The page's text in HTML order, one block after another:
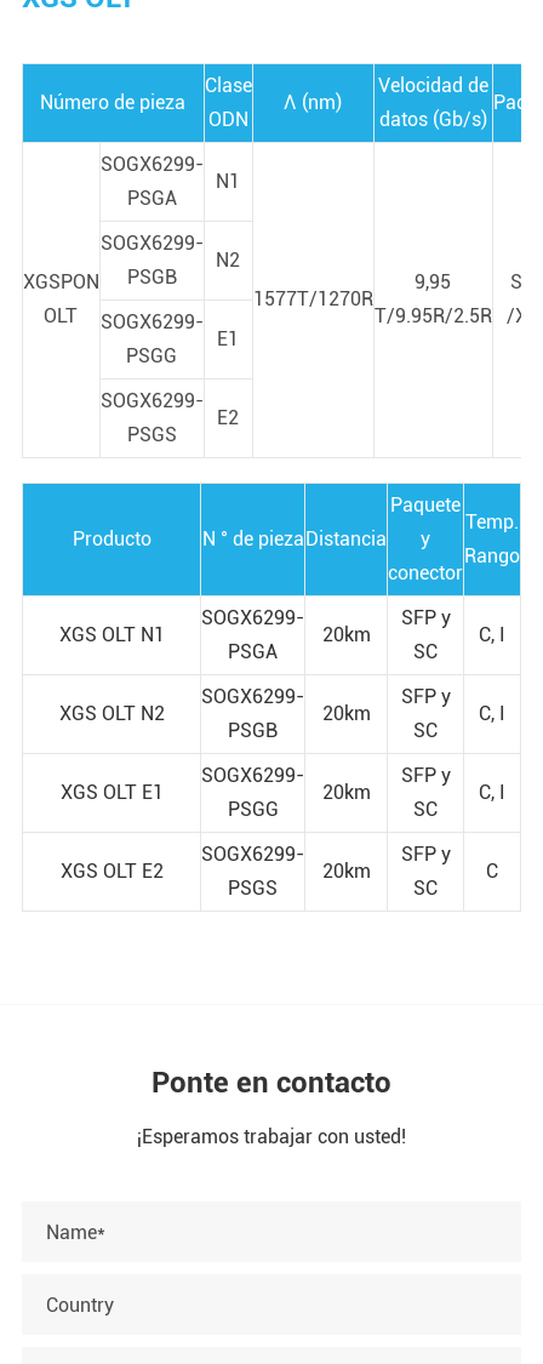
Número de pieza
Clase
ODN
Λ (nm)
Velocidad de
datos (Gb/s)
XGSPON
OLT
SOGX6299-
PSGA
N1
1577T/1270R
9,95
T/9.95R/2.5R
/
SOGX6299-
PSGB
N2
SOGX6299-
PSGG
E1
SOGX6299-
PSGS
E2
Producto N ° de piezaDistancia
Paquete
y
conector
Temp.
Rango
XGS OLT N1
SOGX6299-
PSGA
20km
SFP y
SC
C, I
XGS OLT N2
SOGX6299-
PSGB
20km
SFP y
SC
C, I
XGS OLT E1
SOGX6299-
PSGG
20km
SFP y
SC
C, I
XGS OLT E2
SOGX6299-
PSGS
20km
SFP y
SC
C
Ponte en contacto
¡Esperamos trabajar con usted!